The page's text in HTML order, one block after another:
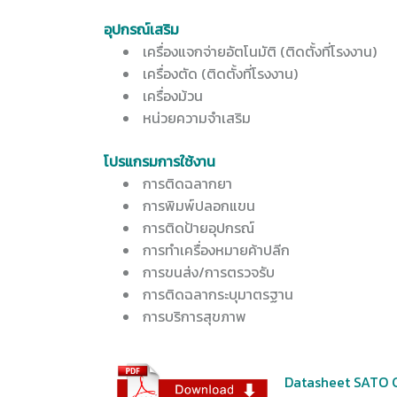
อุปกรณ์เสริม
เครื่องแจกจ่ายอัตโนมัติ (ติดตั้งที่โรงงาน)
เครื่องตัด (ติดตั้งที่โรงงาน)
เครื่องม้วน
หน่วยความจำเสริม
โปรแกรมการใช้งาน
การติดฉลากยา
การพิมพ์ปลอกแขน
การติดป้ายอุปกรณ์
การทำเครื่องหมายค้าปลีก
การขนส่ง/การตรวจรับ
การติดฉลากระบุมาตรฐาน
การบริการสุขภาพ
Datasheet SATO